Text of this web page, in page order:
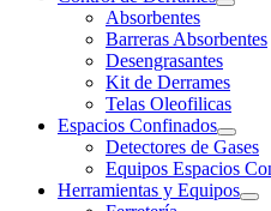
Absorbentes
Barreras Absorbentes
Desengrasantes
Kit de Derrames
Telas Oleofilicas
Espacios Confinados
Detectores de Gases
Equipos Espacios
Herramientas y Equipos